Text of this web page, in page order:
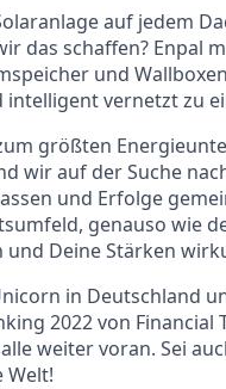
auf jedem
das schaffen? Enpal
und
vernetzt zu
größten
wir auf der Suche
und Erfolge
genauso wie
Deine Stärken
in Deutschland
2022 von
weiter voran. Sei
Welt!